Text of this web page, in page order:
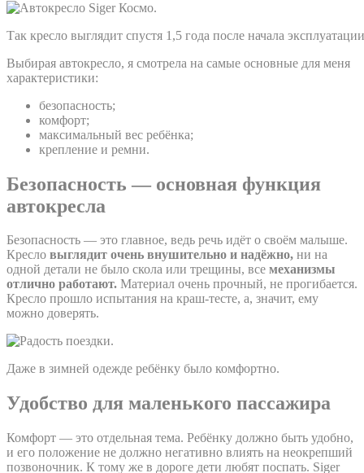
Так кресло выглядит спустя 1,5 года после начала
Выбирая автокресло, я смотрела на самые основные для меня
характеристики:
безопасность;
комфорт;
максимальный вес ребёнка;
крепление и ремни.
Безопасность — основная функция
автокресла
Безопасность — это главное, ведь речь идёт о своём малыше.
Кресло выглядит очень внушительно и надёжно, ни на
одной детали не было скола или трещины, все механизмы
отлично работают. Материал очень прочный, не прогибается.
Кресло прошло испытания на краш-тесте, а, значит, ему
можно доверять.
Даже в зимней одежде ребёнку было комфортно.
Удобство для маленького пассажира
Комфорт — это отдельная тема. Ребёнку должно быть удобно,
и его положение не должно негативно влиять на неокрепший
позвоночник. К тому же в дороге дети любят поспать. Siger